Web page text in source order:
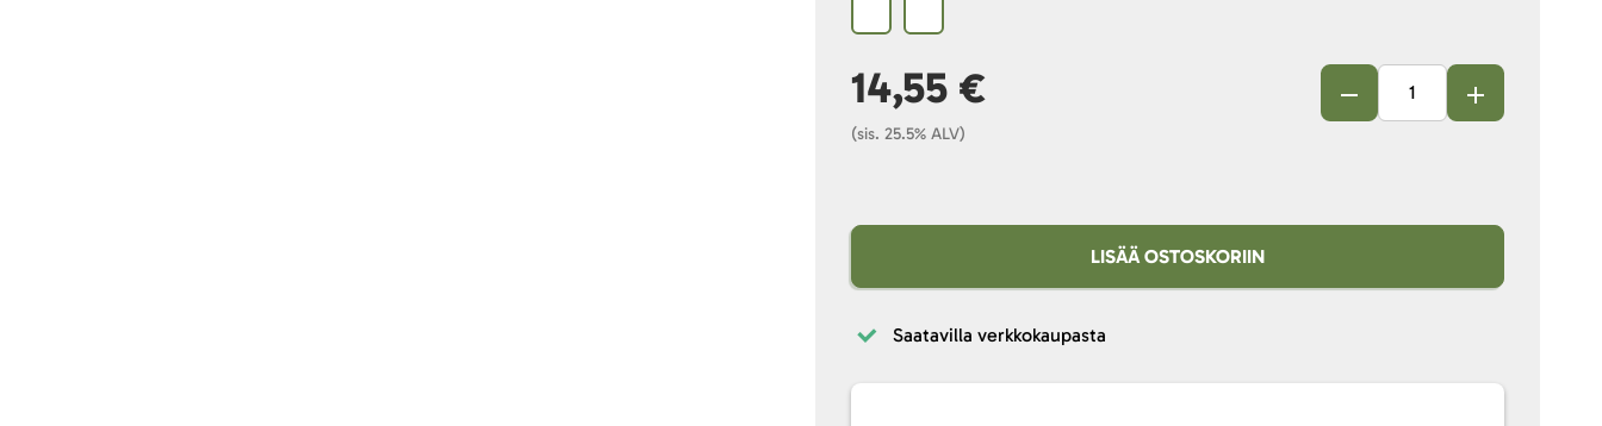
14,55 €
(sis. 25.5% ALV)
LISÄÄ OSTOSKORIIN
Saatavilla verkkokaupasta